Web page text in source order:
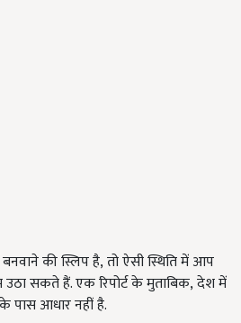
की स्लिप है, तो ऐसी स्थिति में आप
सकते हैं. एक रिपोर्ट के मुताबिक, देश में
पास आधार नहीं है.